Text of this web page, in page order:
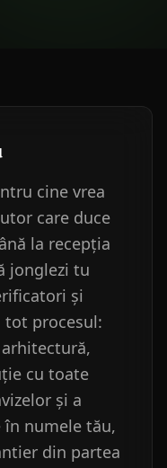
cine vrea
care duce
la recepția
jonglezi tu
și
tot procesul:
cu toate
și a
numele tău,
din partea